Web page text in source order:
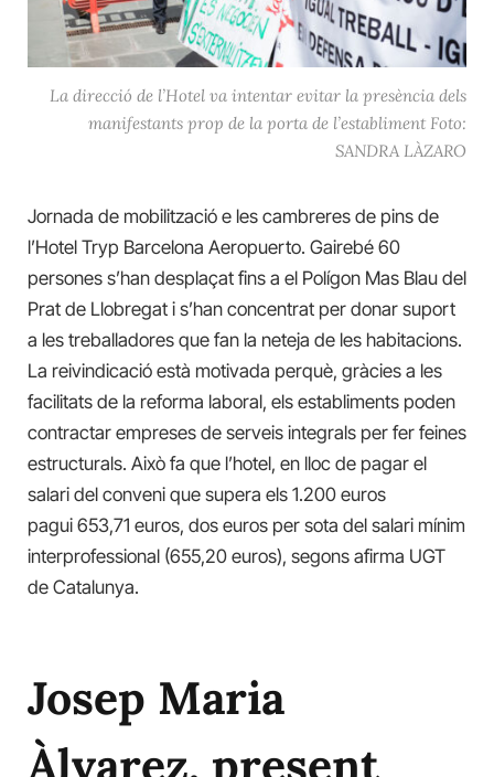
La direcció de l’Hotel va intentar evitar la presència dels
manifestants prop de la porta de l’establiment Foto:
SANDRA LÀZARO
Jornada de mobilització e les cambreres de pins de
l’Hotel Tryp Barcelona Aeropuerto. Gairebé 60
persones s’han desplaçat fins a el Polígon Mas Blau del
Prat de Llobregat i s’han concentrat per donar suport
a les treballadores que fan la neteja de les habitacions.
La reivindicació està motivada perquè, gràcies a les
facilitats de la reforma laboral, els establiments poden
contractar empreses de serveis integrals per fer feines
estructurals. Això fa que l’hotel, en lloc de pagar el
salari del conveni que supera els 1.200 euros
pagui 653,71 euros, dos euros per sota del salari mínim
interprofessional (655,20 euros), segons afirma UGT
de Catalunya.
Josep Maria
Àlvarez, present